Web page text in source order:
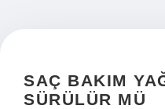
Hakkımızda
SAÇ BAKIM
SÜRÜLÜR MÜ